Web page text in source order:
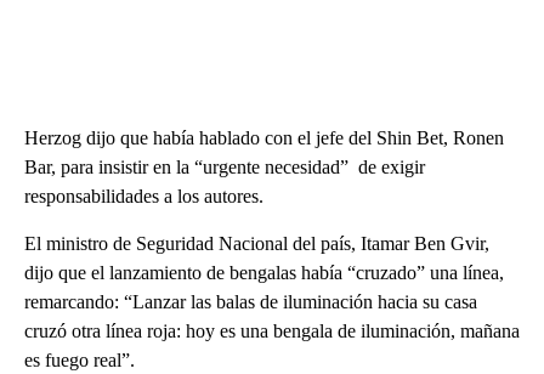
Herzog dijo que había hablado con el jefe del Shin Bet, Ronen
Bar, para insistir en la “urgente necesidad” de exigir
responsabilidades a los autores.
El ministro de Seguridad Nacional del país, Itamar Ben Gvir,
dijo que el lanzamiento de bengalas había “cruzado” una línea,
remarcando: “Lanzar las balas de iluminación hacia su casa
cruzó otra línea roja: hoy es una bengala de iluminación, mañana
es fuego real”.